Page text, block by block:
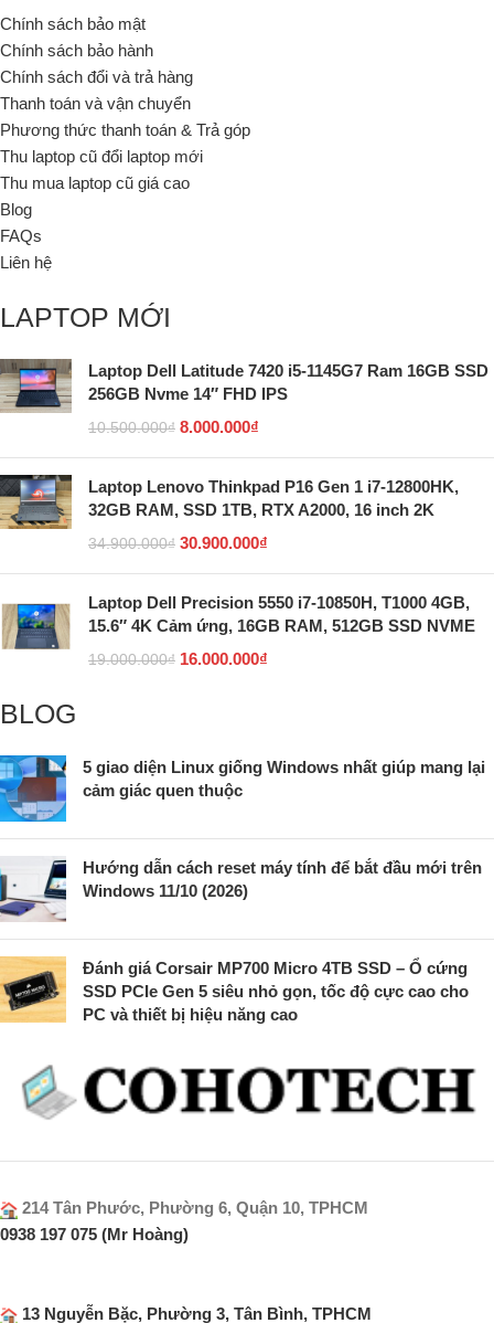
Chính sách bảo mật
Chính sách bảo hành
Chính sách đổi và trả hàng
Thanh toán và vận chuyển
Phương thức thanh toán & Trả góp
Thu laptop cũ đổi laptop mới
Thu mua laptop cũ giá cao
Blog
FAQs
Liên hệ
LAPTOP MỚI
Laptop Dell Latitude 7420 i5-1145G7 Ram 16GB SSD
256GB Nvme 14″ FHD IPS
10.500.000₫ 8.000.000₫
Laptop Lenovo Thinkpad P16 Gen 1 i7-12800HK,
32GB RAM, SSD 1TB, RTX A2000, 16 inch 2K
34.900.000₫ 30.900.000₫
Laptop Dell Precision 5550 i7-10850H, T1000 4GB,
15.6″ 4K Cảm ứng, 16GB RAM, 512GB SSD NVME
19.000.000₫ 16.000.000₫
BLOG
5 giao diện Linux giống Windows nhất giúp mang lại
cảm giác quen thuộc
Hướng dẫn cách reset máy tính để bắt đầu mới trên
Windows 11/10 (2026)
Đánh giá Corsair MP700 Micro 4TB SSD – Ổ cứng
SSD PCIe Gen 5 siêu nhỏ gọn, tốc độ cực cao cho
PC và thiết bị hiệu năng cao
214 Tân Phước, Phường 6, Quận 10, TPHCM
0938 197 075 (Mr Hoàng)
13 Nguyễn Bặc, Phường 3, Tân Bình, TPHCM